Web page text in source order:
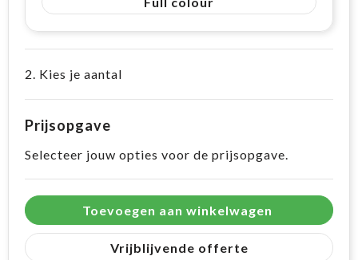
2. Kies je aantal
Prijsopgave
Selecteer jouw opties voor de prijsopgave.
Toevoegen aan winkelwagen
Vrijblijvende offerte